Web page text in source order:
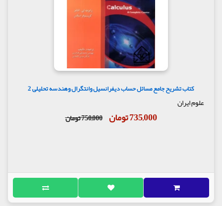
کتاب تشریح جامع مسائل حساب دیفرانسیل وانتگرال وهندسه تحلیلی 2
علوم ایران
735,000 تومان 750,000 تومان